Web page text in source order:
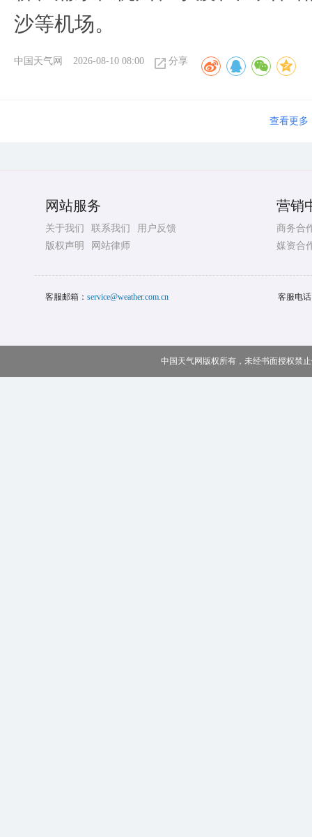
沙等机场。
中国天气网 2026-08-10 08:00 分享
查看更多
网站服务
关于我们 联系我们
用户反馈
版权声明
网站律师
营销
商务合
媒资合
客服邮箱： service@weather.com.cn 客服电
中国天气网版权所有，未经书面授权